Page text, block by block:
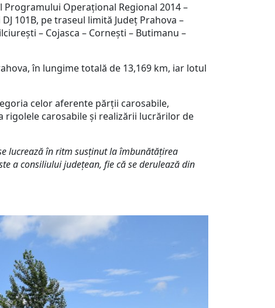
Operațional Regional 2014 –
101B, pe traseul limită Județ Prahova –
– Cojasca – Cornești – Butimanu –
în lungime totală de 13,169 km, iar lotul
celor aferente părții carosabile,
carosabile și realizării lucrărilor de
lucrează în ritm susținut la îmbunătățirea
a consiliului județean, fie că se derulează din